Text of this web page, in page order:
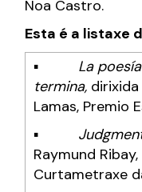
Noa Castro.
Esta é a listaxe
▪ La
termina,
Lamas, Premio
▪
Raymund
Curtametraxe